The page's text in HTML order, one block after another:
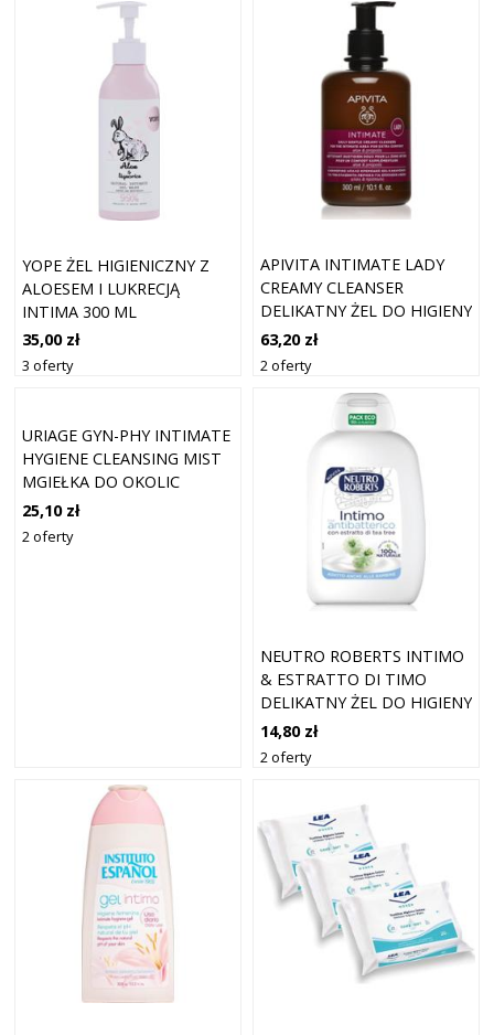
YOPE ŻEL HIGIENICZNY Z
ALOESEM I LUKRECJĄ
INTIMA 300 ML
35,00 zł
3 oferty
APIVITA INTIMATE LADY
CREAMY CLEANSER
DELIKATNY ŻEL DO HIGIENY
INTYMNEJ DO
CODZIENNEGO UŻYTKU 300
63,20 zł
2 oferty
URIAGE GYN-PHY INTIMATE
HYGIENE CLEANSING MIST
MGIEŁKA DO OKOLIC
INTYMNYCH 50 ML
25,10 zł
2 oferty
NEUTRO ROBERTS INTIMO
& ESTRATTO DI TIMO
DELIKATNY ŻEL DO HIGIENY
INTYMNEJ 200 ML
14,80 zł
2 oferty